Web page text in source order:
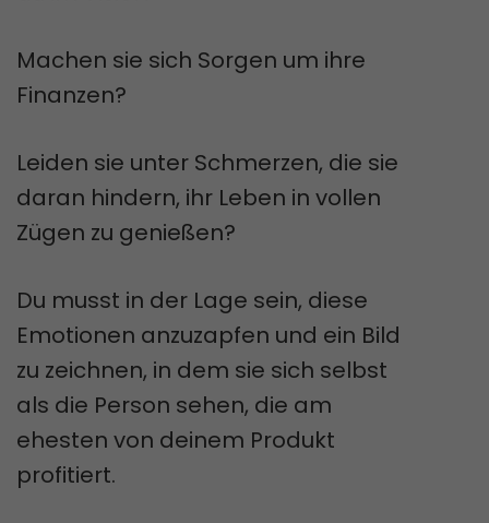
Machen sie sich Sorgen um ihre
Finanzen?
Leiden sie unter Schmerzen, die sie
daran hindern, ihr Leben in vollen
Zügen zu genießen?
Du musst in der Lage sein, diese
Emotionen anzuzapfen und ein Bild
zu zeichnen, in dem sie sich selbst
als die Person sehen, die am
ehesten von deinem Produkt
profitiert.